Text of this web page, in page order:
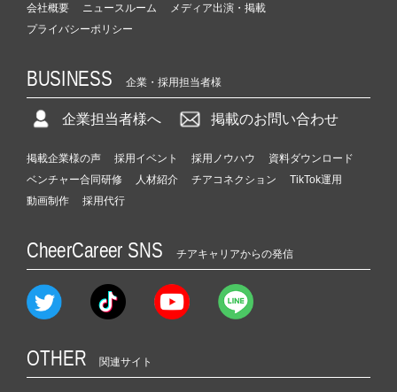
会社概要 ニュースルーム
メディア出演・掲載
プライバシーポリシー
BUSINESS 企業・採用担当者様
企業担当者様へ 掲載のお問い合わせ
掲載企業様の声 採用イベント 採用ノウハウ
資料ダウンロード
ベンチャー合同研修
人材紹介 チアコネクション
TikTok運用
動画制作
採用代行
CheerCareer SNS チアキャリアからの発信
OTHER 関連サイト